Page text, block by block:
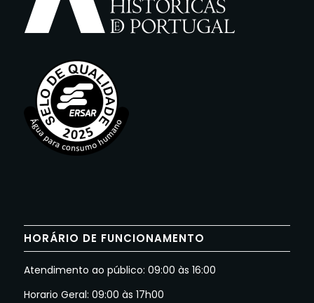
HORÁRIO DE FUNCIONAMENTO
Atendimento ao público: 09:00 às 16:00
Horario Geral: 09:00 às 17h00